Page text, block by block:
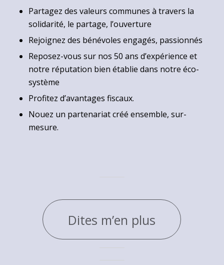
Partagez des valeurs communes à travers la
solidarité, le partage, l’ouverture
Rejoignez des bénévoles engagés, passionnés
Reposez-vous sur nos 50 ans d’expérience et
notre réputation bien établie dans notre éco-
système
Profitez d’avantages fiscaux.
Nouez un partenariat créé ensemble, sur-
mesure.
Dites m’en plus